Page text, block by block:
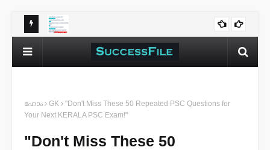
GK: 50 Repeated Questions in KERALA PSC Exams🐦‍🔥
Your
ഹോം GK
"Don't Miss These 50 Repeated PSC Questions for
Your Next KERALA PSC Exam!"
"Don't Miss These 50